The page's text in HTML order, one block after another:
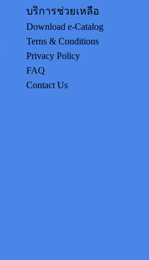
บริการช่วยเหลือ
Download e-Catalog
Terns & Conditions
Privacy Policy
FAQ
Contact Us